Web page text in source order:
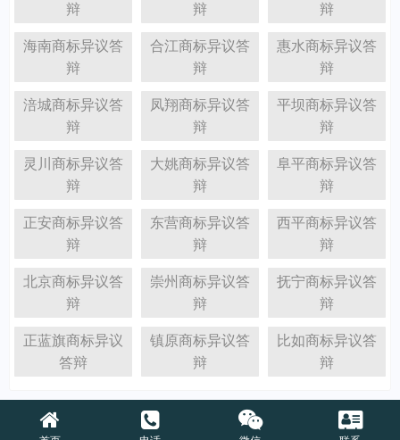
辩
辩
辩
海南商标异议答
辩
合江商标异议答
辩
惠水商标异议答
辩
涪城商标异议答
辩
凤翔商标异议答
辩
平坝商标异议答
辩
灵川商标异议答
辩
大姚商标异议答
辩
阜平商标异议答
辩
正安商标异议答
辩
东营商标异议答
辩
西平商标异议答
辩
北京商标异议答
辩
崇州商标异议答
辩
抚宁商标异议答
辩
正蓝旗商标异议
答辩
镇原商标异议答
辩
比如商标异议答
辩